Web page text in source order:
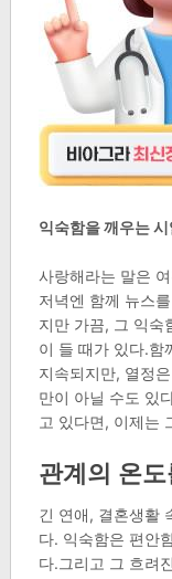
익숙함을 깨우는
사랑해라는 말은
저녁엔 함께 뉴스
지만 가끔, 그 익숙
이 들 때가 있다.함
지속되지만, 열정
만이 아닐 수도 있
고 있다면, 이제는
관계의 온
긴 연애, 결혼생활
다. 익숙함은 편안
다.그리고 그 흐려